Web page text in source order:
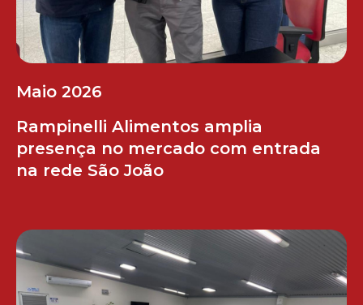
Maio 2026
Rampinelli Alimentos amplia
presença no mercado com entrada
na rede São João